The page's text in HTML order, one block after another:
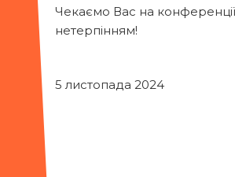
Чекаємо Вас на
нетерпінням!
5 листопада 2024